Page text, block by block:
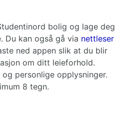
bolig og lage deg
Du kan også gå via nettleser
ned appen slik at du blir
om ditt leieforhold.
personlige opplysninger.
8 tegn.